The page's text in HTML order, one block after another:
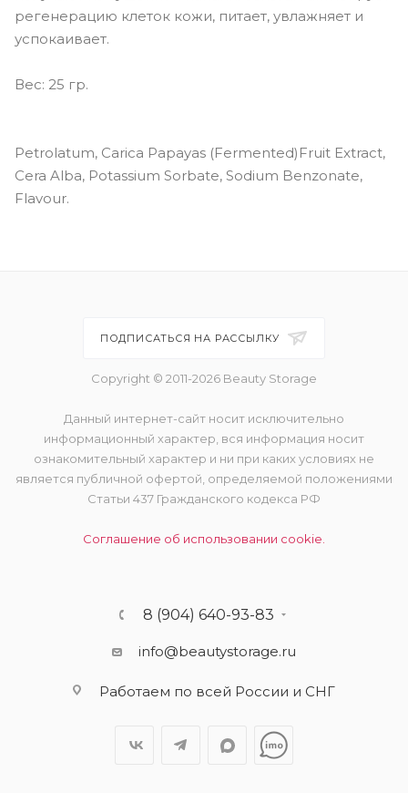
регенерацию клеток кожи, питает, увлажняет и
успокаивает.
Вес: 25 гр.
Petrolatum, Carica Papayas (Fermented)Fruit Extract,
Cera Alba, Potassium Sorbate, Sodium Benzonate,
Flavour.
ПОДПИСАТЬСЯ НА РАССЫЛКУ
Copyright © 2011-2026 Beauty Storage
Данный интернет-сайт носит исключительно
информационный характер, вся информация носит
ознакомительный характер и ни при каких условиях не
является публичной офертой, определяемой положениями
Статьи 437 Гражданского кодекса РФ
Соглашение об использовании cookie.
8 (904) 640-93-83
info@beautystorage.ru
Работаем по всей России и СНГ